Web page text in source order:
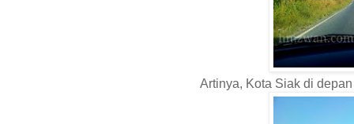
Artinya, Kota Siak di